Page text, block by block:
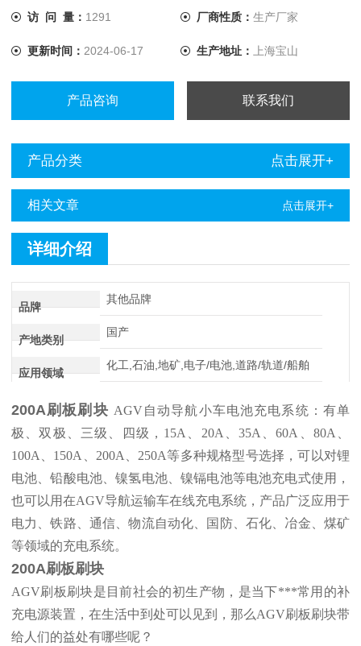
车在线充电系统，产品广泛应用于电力、铁路、通信、物流自
访 问 量： 1291 厂商性质： 生产厂家
更新时间： 2024-06-17 生产地址： 上海宝山
产品咨询 联系我们
产品分类 点击展开+
相关文章 点击展开+
详细介绍
品牌
其他品牌
产地类别
国产
应用领域
化工,石油,地矿,电子/电池,道路/轨道/船舶
200A刷板刷块 AGV自动导航小车电池充电系统：有单
极、双极、三级、四级，15A、20A、35A、60A、80A、
100A、150A、200A、250A等多种规格型号选择，可以对锂
电池、铅酸电池、镍氢电池、镍镉电池等电池充电式使用，
也可以用在AGV导航运输车在线充电系统，产品广泛应用于
电力、铁路、通信、物流自动化、国防、石化、冶金、煤矿
等领域的充电系统。
200A刷板刷块
AGV刷板刷块是目前社会的初生产物，是当下***常用的补
充电源装置，在生活中到处可以见到，那么AGV刷板刷块带
给人们的益处有哪些呢？